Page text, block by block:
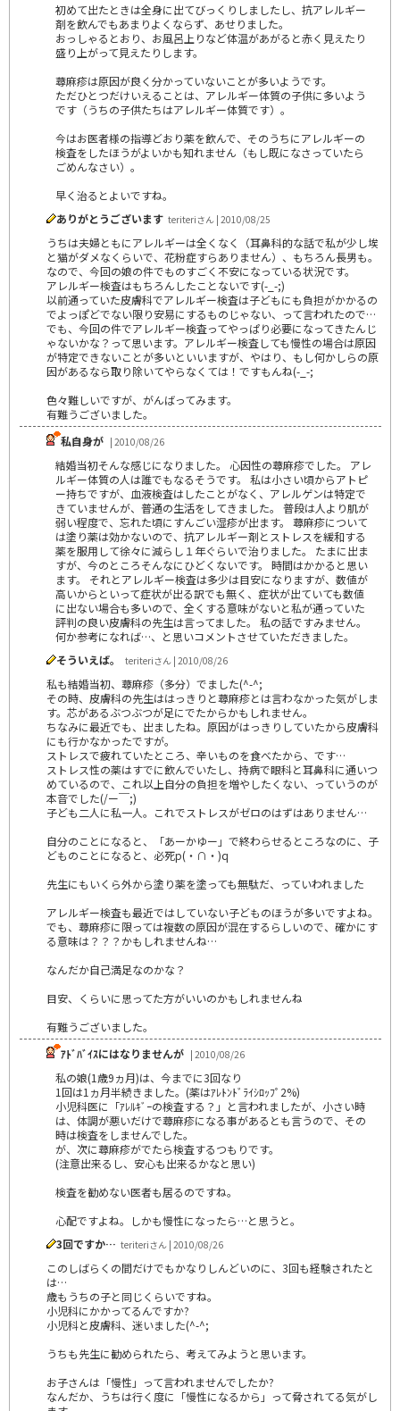
初めて出たときは全身に出てびっくりしましたし、抗アレルギー
剤を飲んでもあまりよくならず、あせりました。
おっしゃるとおり、お風呂上りなど体温があがると赤く見えたり
盛り上がって見えたりします。
蕁麻疹は原因が良く分かっていないことが多いようです。
ただひとつだけいえることは、アレルギー体質の子供に多いよう
です（うちの子供たちはアレルギー体質です）。
今はお医者様の指導どおり薬を飲んで、そのうちにアレルギーの
検査をしたほうがよいかも知れません（もし既になさっていたら
ごめんなさい）。
早く治るとよいですね。
ありがとうございます teriteriさん | 2010/08/25
うちは夫婦ともにアレルギーは全くなく（耳鼻科的な話で私が少し埃
と猫がダメなくらいで、花粉症すらありません）、もちろん長男も。
なので、今回の娘の件でものすごく不安になっている状況です。
アレルギー検査はもちろんしたことないです(-_-;)
以前通っていた皮膚科でアレルギー検査は子どもにも負担がかかるの
でよっぽどでない限り安易にするものじゃない、って言われたので…
でも、今回の件でアレルギー検査ってやっぱり必要になってきたんじ
ゃないかな？って思います。アレルギー検査しても慢性の場合は原因
が特定できないことが多いといいますが、やはり、もし何かしらの原
因があるなら取り除いてやらなくては！ですもんね(-_-;
色々難しいですが、がんばってみます。
有難うございました。
私自身が | 2010/08/26
結婚当初そんな感じになりました。 心因性の蕁麻疹でした。 アレ
ルギー体質の人は誰でもなるそうです。 私は小さい頃からアトピ
ー持ちですが、血液検査はしたことがなく、アレルゲンは特定で
きていませんが、普通の生活をしてきました。 普段は人より肌が
弱い程度で、忘れた頃にすんごい湿疹が出ます。 蕁麻疹について
は塗り薬は効かないので、抗アレルギー剤とストレスを緩和する
薬を服用して徐々に減らし１年ぐらいで治りました。 たまに出ま
すが、今のところそんなにひどくないです。 時間はかかると思い
ます。 それとアレルギー検査は多少は目安になりますが、数値が
高いからといって症状が出る訳でも無く、症状が出ていても数値
に出ない場合も多いので、全くする意味がないと私が通っていた
評判の良い皮膚科の先生は言ってました。 私の話ですみません。
何か参考になれば…、と思いコメントさせていただきました。
そういえば。
teriteriさん | 2010/08/26
私も結婚当初、蕁麻疹（多分）でました(^-^;
その時、皮膚科の先生ははっきりと蕁麻疹とは言わなかった気がしま
す。芯があるぶつぶつが足にでたからかもしれません。
ちなみに最近でも、出ましたね。原因がはっきりしていたから皮膚科
にも行かなかったですが。
ストレスで疲れていたところ、辛いものを食べたから、です…
ストレス性の薬はすでに飲んでいたし、持病で眼科と耳鼻科に通いつ
めているので、これ以上自分の負担を増やしたくない、っていうのが
本音でした(/ー￣;)
子ども二人に私一人。これでストレスがゼロのはずはありません…
自分のことになると、「あーかゆー」で終わらせるところなのに、子
どものことになると、必死p(・∩・)q
先生にもいくら外から塗り薬を塗っても無駄だ、っていわれました
アレルギー検査も最近ではしていない子どものほうが多いですよね。
でも、蕁麻疹に限っては複数の原因が混在するらしいので、確かにす
る意味は？？？かもしれませんね…
なんだか自己満足なのかな？
目安、くらいに思ってた方がいいのかもしれませんね
有難うございました。
ｱﾄﾞﾊﾞｲｽにはなりませんが | 2010/08/26
私の娘(1歳9ヵ月)は、今までに3回なり
1回は1ヵ月半続きました。(薬はｱﾚﾄﾝﾄﾞﾗｲｼﾛｯﾌﾟ2%)
小児科医に「ｱﾚﾙｷﾞｰの検査する？」と言われましたが、小さい時
は、体調が悪いだけで蕁麻疹になる事があるとも言うので、その
時は検査をしませんでした。
が、次に蕁麻疹がでたら検査するつもりです。
(注意出来るし、安心も出来るかなと思い)
検査を勧めない医者も居るのですね。
心配ですよね。しかも慢性になったら…と思うと。
3回ですか… teriteriさん | 2010/08/26
このしばらくの間だけでもかなりしんどいのに、3回も経験されたと
は…
歳もうちの子と同じくらいですね。
小児科にかかってるんですか?
小児科と皮膚科、迷いました(^-^;
うちも先生に勧められたら、考えてみようと思います。
お子さんは「慢性」って言われませんでしたか?
なんだか、うちは行く度に「慢性になるから」って脅されてる気がし